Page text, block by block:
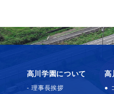
高川学園について
理事長挨拶
高